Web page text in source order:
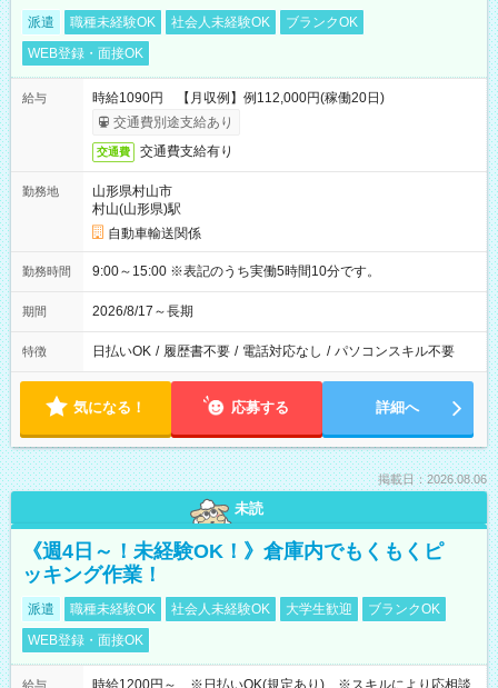
派遣 職種未経験OK 社会人未経験OK
ブランクOK
WEB登録・面接OK
給与
時給1090円 【月収例】例112,000円(稼働20日)
交通費別途支給あり
交通費 交通費支給有り
勤務地
山形県村山市
村山(山形県)駅
自動車輸送関係
勤務時間 9:00～15:00 ※表記のうち実働5時間10分です。
期間 2026/8/17～長期
特徴 日払いOK / 履歴書不要 / 電話対応なし / パソコンスキル不要
気になる！ 応募する 詳細へ
掲載日：2026.08.06
未読
《週4日～！未経験OK！》倉庫内でもくもくピ
ッキング作業！
派遣 職種未経験OK 社会人未経験OK 大学生歓迎
ブランクOK
WEB登録・面接OK
給与 時給1200円～ ※日払いOK(規定あり) ※スキルにより応相談